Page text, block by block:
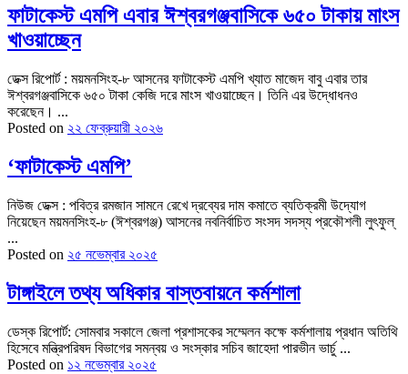
ফাটাকেস্ট এমপি এবার ঈশ্বরগঞ্জবাসিকে ৬৫০ টাকায় মাংস
খাওয়াচ্ছেন
ডেক্স রিপোর্ট : ময়মনসিংহ-৮ আসনের ফাটাকেস্ট এমপি খ্যাত মাজেদ বাবু এবার তার
ঈশ্বরগঞ্জবাসিকে ৬৫০ টাকা কেজি দরে মাংস খাওয়াচ্ছেন। তিনি এর উদ্ধোধনও
করেছেন। ...
Posted on ২২ ফেব্রুয়ারী ২০২৬
‘ফাটাকেস্ট এমপি’
নিউজ ডেক্স : পবিত্র রমজান সামনে রেখে দ্রব্যের দাম কমাতে ব্যতিক্রমী উদ্যোগ
নিয়েছেন ময়মনসিংহ-৮ (ঈশ্বরগঞ্জ) আসনের নবনির্বাচিত সংসদ সদস্য প্রকৌশলী লুৎফুল্
...
Posted on ২৫ নভেম্বার ২০২৫
টাঙ্গাইলে তথ্য অধিকার বাস্তবায়নে কর্মশালা
ডেস্ক রিপোর্ট: সোমবার সকালে জেলা প্রশাসকের সম্মেলন কক্ষে কর্মশালায় প্রধান অতিথি
হিসেবে মন্ত্রিপরিষদ বিভাগের সমন্বয় ও সংস্কার সচিব জাহেদা পারভীন ভার্চু ...
Posted on ১২ নভেম্বার ২০২৫